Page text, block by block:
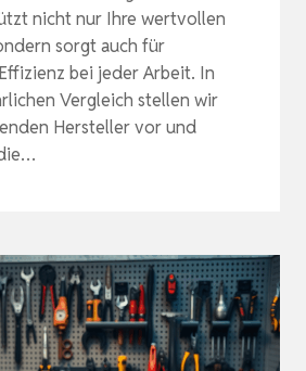
nicht nur Ihre wertvollen
sorgt auch für
bei jeder Arbeit. In
Vergleich stellen wir
Hersteller vor und